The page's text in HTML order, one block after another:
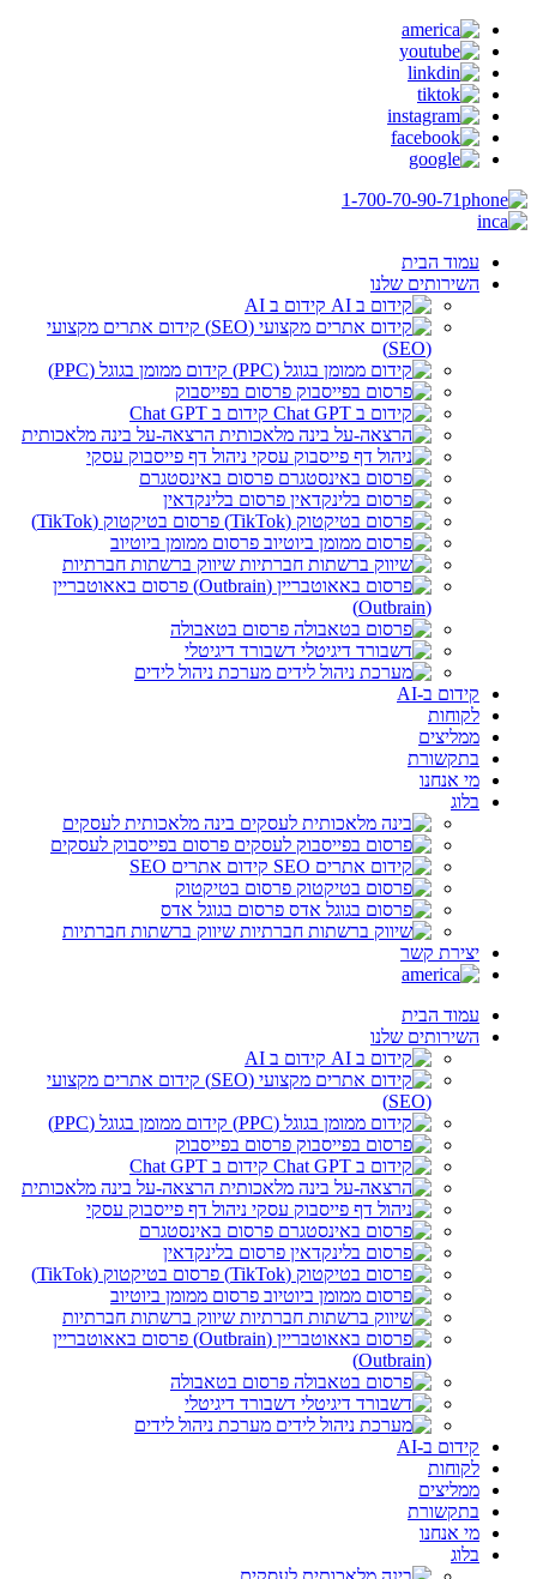
1-700-70-90-71
עמוד הבית
השירותים שלנו
קידום ב AI
קידום אתרים מקצועי
(SEO)
קידום ממומן בגוגל (PPC)
פרסום בפייסבוק
קידום ב Chat GPT
הרצאה-על בינה מלאכותית
ניהול דף פייסבוק עסקי
פרסום באינסטגרם
פרסום בלינקדאין
פרסום בטיקטוק (TikTok)
פרסום ממומן ביוטיוב
שיווק ברשתות חברתיות
פרסום באאוטבריין
(Outbrain)
פרסום בטאבולה
דשבורד דיגיטלי
מערכת ניהול לידים
קידום ב-AI
לקוחות
ממליצים
בתקשורת
מי אנחנו
בלוג
בינה מלאכותית לעסקים
פרסום בפייסבוק לעסקים
קידום אתרים SEO
פרסום בטיקטוק
פרסום בגוגל אדס
שיווק ברשתות חברתיות
יצירת קשר
עמוד הבית
השירותים שלנו
קידום ב AI
קידום אתרים מקצועי
(SEO)
קידום ממומן בגוגל (PPC)
פרסום בפייסבוק
קידום ב Chat GPT
הרצאה-על בינה מלאכותית
ניהול דף פייסבוק עסקי
פרסום באינסטגרם
פרסום בלינקדאין
פרסום בטיקטוק (TikTok)
פרסום ממומן ביוטיוב
שיווק ברשתות חברתיות
פרסום באאוטבריין
(Outbrain)
פרסום בטאבולה
דשבורד דיגיטלי
מערכת ניהול לידים
קידום ב-AI
לקוחות
ממליצים
בתקשורת
מי אנחנו
בלוג